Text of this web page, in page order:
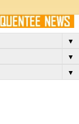
▼
▼
▼